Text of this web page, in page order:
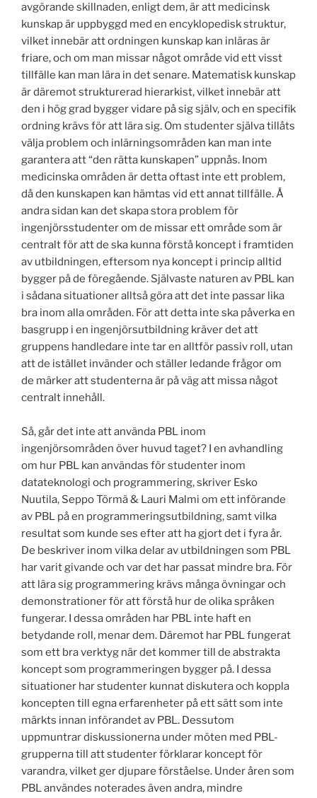
avgörande skillnaden, enligt dem, är att medicinsk
kunskap är uppbyggd med en encyklopedisk struktur,
vilket innebär att ordningen kunskap kan inläras är
friare, och om man missar något område vid ett visst
tillfälle kan man lära in det senare. Matematisk kunskap
är däremot strukturerad hierarkist, vilket innebär att
den i hög grad bygger vidare på sig själv, och en specifik
ordning krävs för att lära sig. Om studenter själva tillåts
välja problem och inlärningsområden kan man inte
garantera att “den rätta kunskapen” uppnås. Inom
medicinska områden är detta oftast inte ett problem,
då den kunskapen kan hämtas vid ett annat tillfälle. Å
andra sidan kan det skapa stora problem för
ingenjörsstudenter om de missar ett område som är
centralt för att de ska kunna förstå koncept i framtiden
av utbildningen, eftersom nya koncept i princip alltid
bygger på de föregående. Självaste naturen av PBL kan
i sådana situationer alltså göra att det inte passar lika
bra inom alla områden. För att detta inte ska påverka en
basgrupp i en ingenjörsutbildning kräver det att
gruppens handledare inte tar en alltför passiv roll, utan
att de istället invänder och ställer ledande frågor om
de märker att studenterna är på väg att missa något
centralt innehåll.
Så, går det inte att använda PBL inom
ingenjörsområden över huvud taget? I en avhandling
om hur PBL kan användas för studenter inom
datateknologi och programmering, skriver Esko
Nuutila, Seppo Törmä & Lauri Malmi om ett införande
av PBL på en programmeringsutbildning, samt vilka
resultat som kunde ses efter att ha gjort det i fyra år.
De beskriver inom vilka delar av utbildningen som PBL
har varit givande och var det har passat mindre bra. För
att lära sig programmering krävs många övningar och
demonstrationer för att förstå hur de olika språken
fungerar. I dessa områden har PBL inte haft en
betydande roll, menar dem. Däremot har PBL fungerat
som ett bra verktyg när det kommer till de abstrakta
koncept som programmeringen bygger på. I dessa
situationer har studenter kunnat diskutera och koppla
koncepten till egna erfarenheter på ett sätt som inte
märkts innan införandet av PBL. Dessutom
uppmuntrar diskussionerna under möten med PBL-
grupperna till att studenter förklarar koncept för
varandra, vilket ger djupare förståelse. Under åren som
PBL användes noterades även andra, mindre